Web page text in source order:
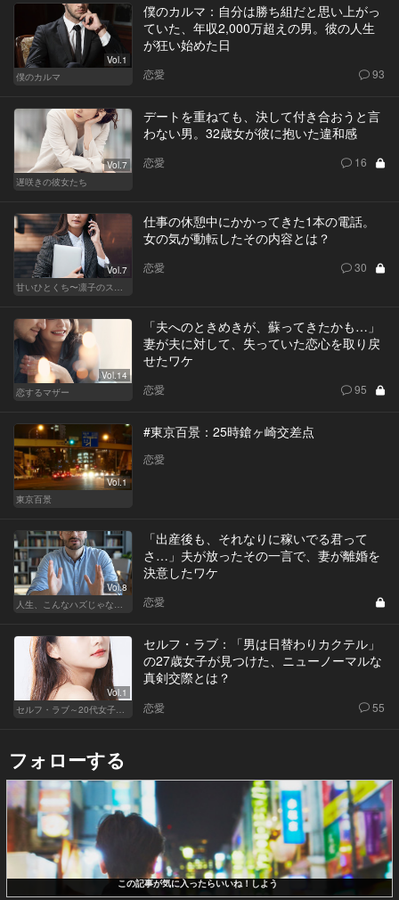
Vol.1
僕のカルマ
僕のカルマ：自分は勝ち組だと思い上がっ
ていた、年収2,000万超えの男。彼の人生
が狂い始めた日
恋愛 93
Vol.7
遅咲きの彼女たち
デートを重ねても、決して付き合おうと言
わない男。32歳女が彼に抱いた違和感
恋愛 16
Vol.7
仕事の休憩中にかかってきた1本の電話。
女の気が動転したその内容とは？
恋愛 30
Vol.14
恋するマザー
「夫へのときめきが、蘇ってきたかも…」
妻が夫に対して、失っていた恋心を取り戻
せたワケ
恋愛 95
Vol.1
東京百景
#東京百景：25時鎗ヶ崎交差点
恋愛
Vol.8
人生、こんなハズじゃなかった。～ハイスペの憂鬱～
「出産後も、それなりに稼いでる君って
さ…」夫が放ったその一言で、妻が離婚を
決意したワケ
恋愛
Vol.1
セルフ・ラブ～20代女子の矛盾～
セルフ・ラブ：「男は日替わりカクテル」
の27歳女子が見つけた、ニューノーマルな
真剣交際とは？
恋愛 55
フォローする
この記事が気に入ったらいいね！しよう